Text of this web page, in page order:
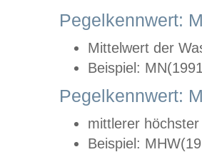
Pegelkennwert:
Mittelwert der
Beispiel:
Pegelkennwert:
mittlerer
Beispiel: